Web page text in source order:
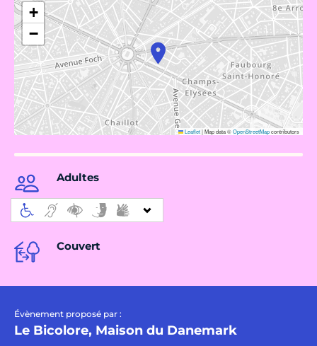
+
−
Leaflet|Map data ©OpenStreetMapcontributors
Adultes
Couvert
Évènement proposé par :
Le Bicolore, Maison du Danemark